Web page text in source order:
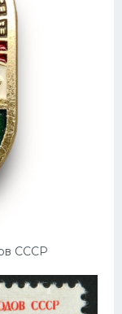
СССР